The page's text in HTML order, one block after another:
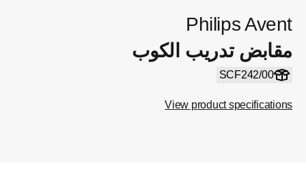
Philips Avent
مقابض تدريب الكوب
SCF242/00
View product specifications